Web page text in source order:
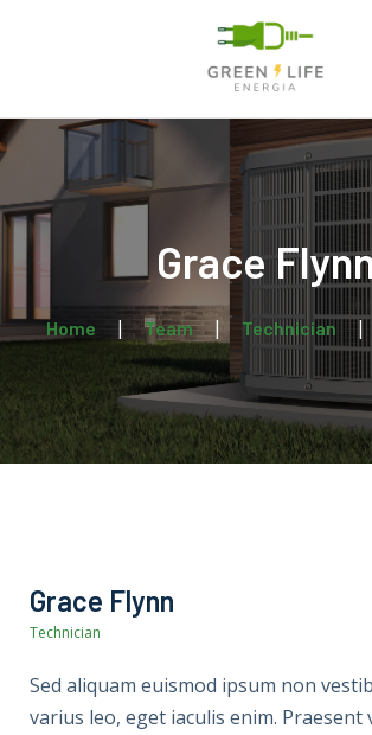
Grace
Home Team Technician
Grace Flynn
Technician
Sed aliquam euismod ipsum non
varius leo, eget iaculis enim. Praesent